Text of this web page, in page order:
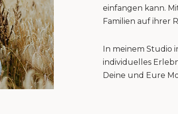
einfangen kann.
Familien auf ihrer
In meinem Studio
individuelles
Deine und Eure